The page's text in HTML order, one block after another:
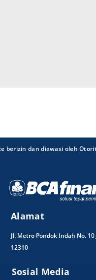
berizin dan diawasi oleh
Alamat
Jl. Metro Pondok Indah No.
12310
Sosial Media